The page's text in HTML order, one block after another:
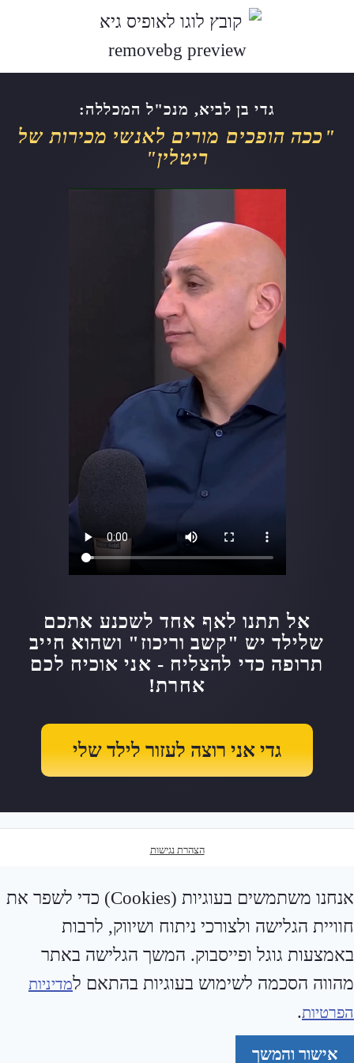
גדי בן לביא, מנכ"ל המכללה:
"ככה הופכים מורים לאנשי מכירות של
ריטלין"
אל תתנו לאף אחד לשכנע אתכם
שלילד יש "קשב וריכוז" ושהוא חייב
תרופה כדי להצליח - אני אוכיח לכם
אחרת!
גדי אני רוצה לעזור לילד שלי
הצהרת נגישות
אנחנו משתמשים בעוגיות (Cookies) כדי לשפר את
חוויית הגלישה ולצורכי ניתוח ושיווק, לרבות
באמצעות גוגל ופייסבוק. המשך הגלישה באתר
מהווה הסכמה לשימוש בעוגיות בהתאם למדיניות
הפרטיות.
אישור והמשך